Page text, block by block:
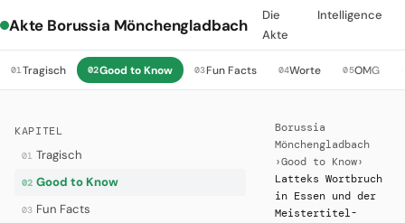
Akte Borussia Mönchengladbach
Die
Akte
Intelligence
01Tragisch 02Good to Know 03Fun Facts 04Worte 05OMG
KAPITEL
01 Tragisch
02 Good to Know
03 Fun Facts
Borussia
Mönchengladbach
›Good to Know›
Latteks Wortbruch
in Essen und der
Meistertitel-